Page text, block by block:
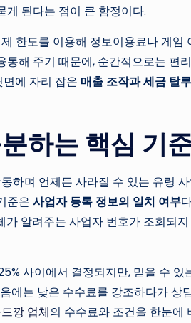
게 된다는 점이 큰 함정이다.
한도를 이용해 정보이용료나 게
해 주기 때문에, 순간적으로는 편
에 자리 잡은 매출 조작과 세금 탈
하는 핵심 기
며 언제든 사라질 수 있는 유령
준은 사업자 등록 정보의 일치 여부
알려주는 사업자 번호가 조회되
사이에서 결정되지만, 믿을 수
에는 낮은 수수료를 강조하다가 상
깡 업체의 수수료와 조건을 한눈에